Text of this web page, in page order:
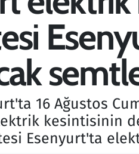
16 Ağustos
kesintisinin
Esenyurt'ta